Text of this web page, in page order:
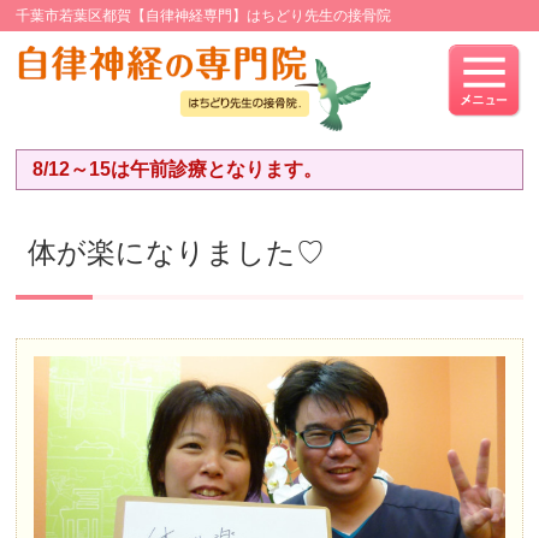
千葉市若葉区都賀【自律神経専門】はちどり先生の接骨院
8/12～15は午前診療となります。
体が楽になりました♡